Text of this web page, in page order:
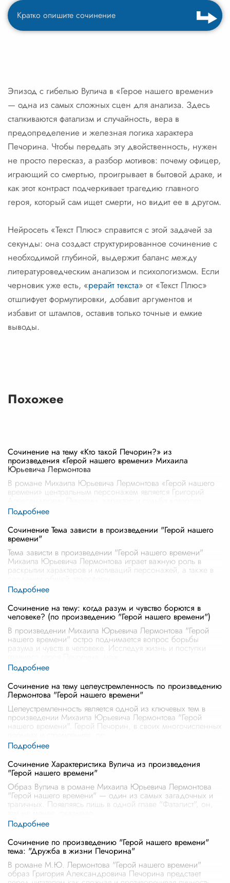
Эпизод с гибелью Вулича в «Герое нашего времени»
— одна из самых сложных сцен для анализа. Здесь
сталкиваются фатализм и случайность, вера в
предопределение и железная логика характера
Печорина. Чтобы передать эту двойственность, нужен
не просто пересказ, а разбор мотивов: почему офицер,
играющий со смертью, проигрывает в бытовой драке, и
как этот контраст подчеркивает трагедию главного
героя, который сам ищет смерти, но видит ее в другом.
Нейросеть «Текст Плюс» справится с этой задачей за
секунды: она создаст структурированное сочинение с
необходимой глубиной, выдержит баланс между
литературоведческим анализом и психологизмом. Если
черновик уже есть, «рерайт текста» от «Текст Плюс»
отшлифует формулировки, добавит аргументов и
избавит от штампов, оставив только точные и емкие
выводы.
Похожее
Сочинение на тему «Кто такой Печорин?» из
произведения «Герой нашего времени» Михаила
Юрьевича Лермонтова
В романе Михаила Юрьевича Лермонтова «Герой нашего
времени» центральным персонажем является Григорий
раскрывают многогранность чел
Сочинение Тема зависти в произведении "Герой нашего
времени"
Тема зависти в произведении "Герой нашего времени"
Михаила Юрьевича Лермонтова играет важную роль в
раскрытии характеров и мотиваций персонажей, а также в
Сочинение на тему: когда разум и чувство борются в
человеке? (по произведению "Герой нашего времени")
В произведении Михаила Юрьевича Лермонтова "Герой
нашего времени" остро поднимается вопрос борьбы
разума и чувств в человеке. Исследуя жизнь и поступки
Сочинение на тему целеустремленность по произведению
Лермонтова "Герой нашего времени"
Целеустремленность является одной из ключевых тем в
произведении Михаила Юрьевича Лермонтова "Герой
нашего времени". Герой Печорин, в своих многочисленных
Сочинение Характеристика Вулича из произведения
"Герой нашего времени"
Образ Вулича в романе Михаила Юрьевича Лермонтова
"Герой нашего времени" — один из самых загадочных и
трагичных. Появляясь лишь в одной главе "Фаталист", он,
Сочинение по произведению "Герой нашего времени"
тема: "Дружба в жизни Печорина"
В романе М.Ю. Лермонтова "Герой нашего времени"
образ Григория Александровича Печорина предстает